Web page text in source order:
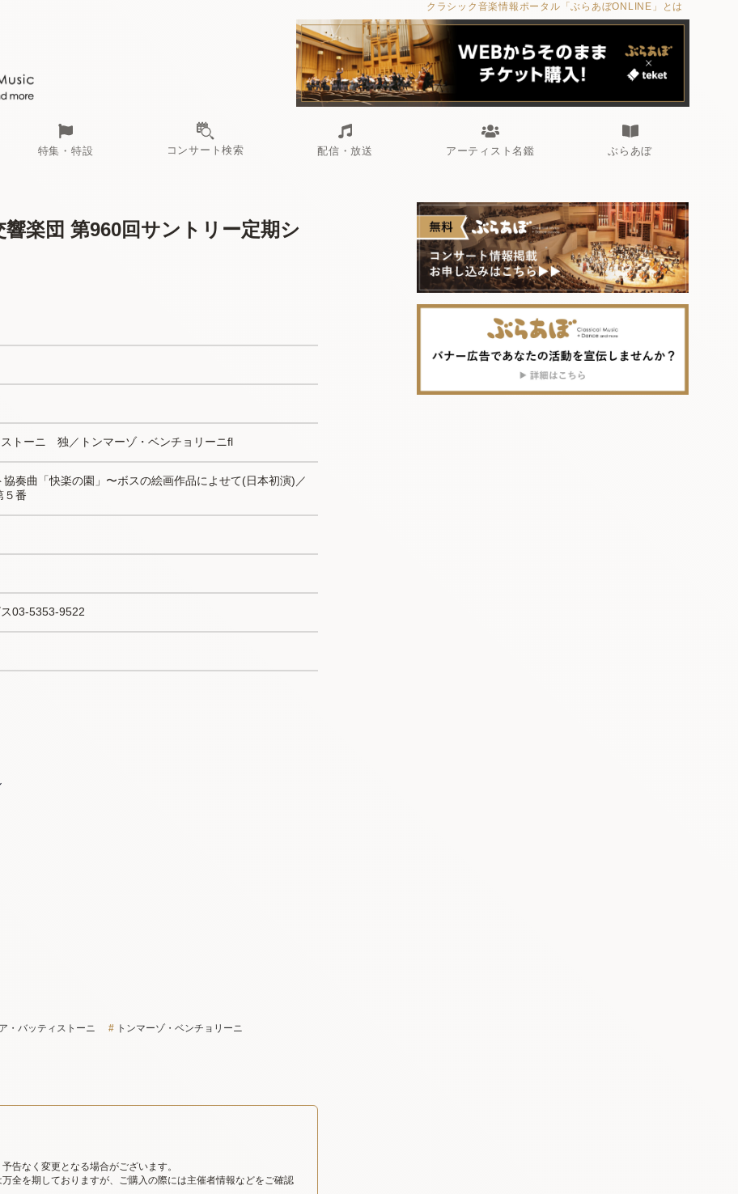
クラシック音楽情報ポータル「ぶらあぼONLINE」とは
特集・特設 コンサート検索 配信・放送 アーティスト名鑑 ぶらあぼ
楽団 第960回サントリー定期シ
トーニ　独／トンマーゾ・ベンチョリーニfl
奏曲「快楽の園」〜ボスの絵画作品によせて(日本初演)／
５番
03-5353-9522
・バッティストーニ トンマーゾ・ベンチョリーニ
告なく変更となる場合がございます。
全を期しておりますが、ご購入の際には主催者情報などをご確認